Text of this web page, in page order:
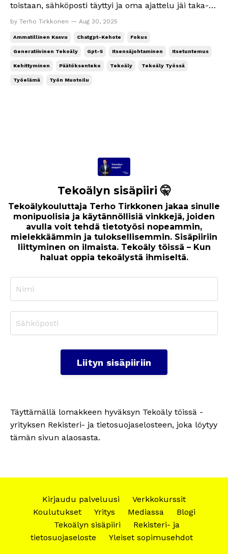
toistaan, sähköposti täyttyi ja oma ajattelu jäi taka-
alalle. Joka päivä samat rutiinit ohjasivat työpäivien
tärkeää? Missä olen parhaimmillani? Saapui
viikonlo...
by Terho Tirkkonen — Aug 30, 2025
Ammatillinen Kasvu Chatgpt-Kehote Fokus
Generatiivinen Tekoäly Gpt-5 Itsensäjohtaminen Itsetuntemus
Kehittyminen Päätöksenteko Tekoäly Tekoäly Työssä
Työelämä Työn Muotoilu
Tekoälyn sisäpiiri 🤫
Tekoälykouluttaja Terho Tirkkonen jakaa sinulle
monipuolisia ja käytännöllisiä vinkkejä, joiden
avulla voit tehdä tietotyösi nopeammin,
mielekkäämmin ja tuloksellisemmin. Sisäpiiriin
liittyminen on ilmaista. Tekoäly töissä – Kun
haluat oppia tekoälystä ihmiseltä.
Liityn sisäpiiriin
Täyttämällä lomakkeen hyväksyn Tekoäly töissä -
yrityksen Rekisteri- ja tietosuojaselosteen, joka löytyy
tämän sivun alaosasta.
Kirjaudu palveluusi
Verkkokurssit
Koulutukset
Yritys Mediassa
Blogi
Tekoälyn sisäpiiri
Rekisteri- ja
tietosuojaseloste
Yleiset sopimusehdot